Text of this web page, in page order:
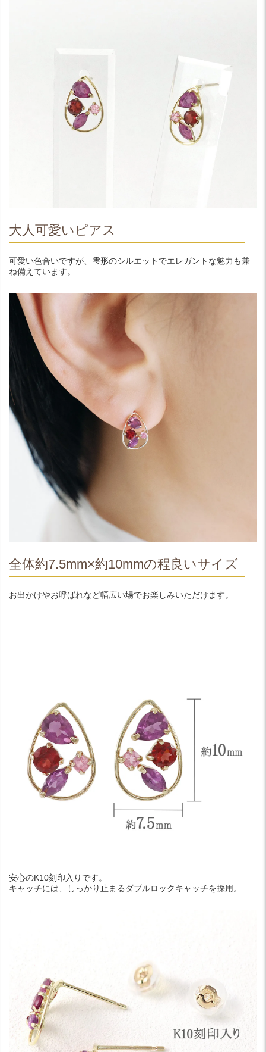
大人可愛いピアス
可愛い色合いですが、雫形のシルエットでエレガントな魅力も兼
ね備えています。
全体約7.5mm×約10mmの程良いサイズ
お出かけやお呼ばれなど幅広い場でお楽しみいただけます。
安心のK10刻印入りです。
キャッチには、しっかり止まるダブルロックキャッチを採用。